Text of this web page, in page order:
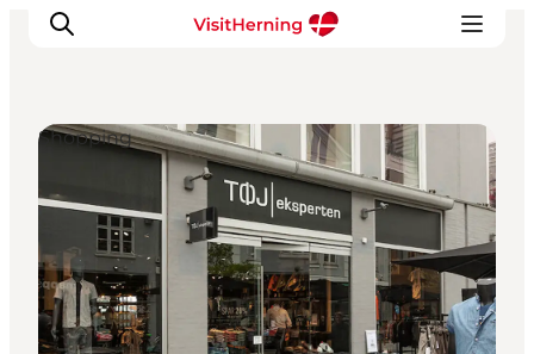
Det sker
Spis, drik og shop
Kunstlandet
Se og oplev
Find vej
Shopping